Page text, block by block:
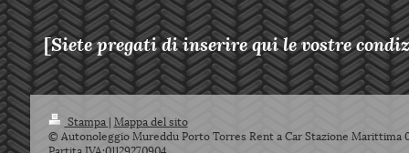
[Siete pregati di inserire qui le vostre
Stampa | Mappa del sito
© Autonoleggio Mureddu Porto Torres Rent a Car Stazione Marittima